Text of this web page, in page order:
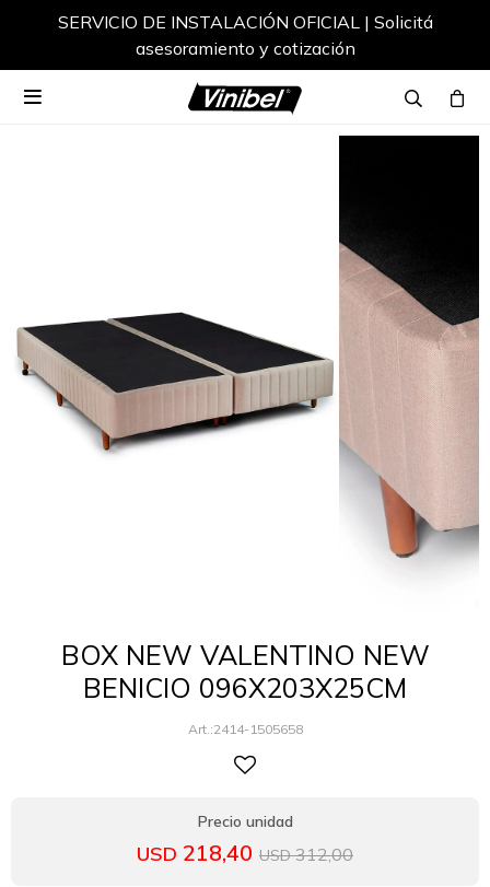
SERVICIO DE INSTALACIÓN OFICIAL | Solicitá
asesoramiento y cotización

BOX NEW VALENTINO NEW
BENICIO 096X203X25CM
2414-1505658
USD 218,40 USD 312,00